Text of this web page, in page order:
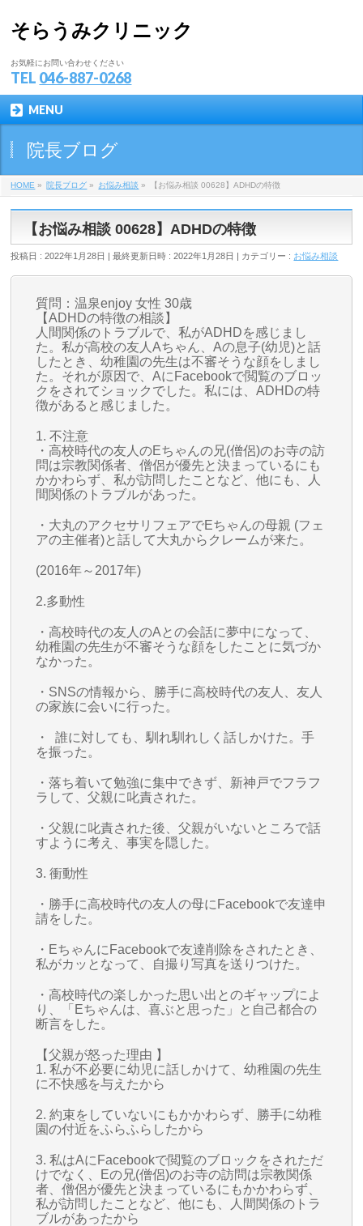
そらうみクリニック
お気軽にお問い合わせください
TEL 046-887-0268
MENU
院長ブログ
HOME » 院長ブログ » お悩み相談 » 【お悩み相談 00628】ADHDの特徴
【お悩み相談 00628】ADHDの特徴
投稿日 : 2022年1月28日 最終更新日時 : 2022年1月28日 カテゴリー : お悩み相談
質問：温泉enjoy 女性 30歳
【ADHDの特徴の相談】
人間関係のトラブルで、私がADHDを感じまし
た。私が高校の友人Aちゃん、Aの息子(幼児)と話
したとき、幼稚園の先生は不審そうな顔をしまし
た。それが原因で、AにFacebookで閲覧のブロッ
クをされてショックでした。私には、ADHDの特
徴があると感じました。
1. 不注意
・高校時代の友人のEちゃんの兄(僧侶)のお寺の訪
問は宗教関係者、僧侶が優先と決まっているにも
かかわらず、私が訪問したことなど、他にも、人
間関係のトラブルがあった。
・大丸のアクセサリフェアでEちゃんの母親 (フェ
アの主催者)と話して大丸からクレームが来た。
(2016年～2017年)
2.多動性
・高校時代の友人のAとの会話に夢中になって、
幼稚園の先生が不審そうな顔をしたことに気づか
なかった。
・SNSの情報から、勝手に高校時代の友人、友人
の家族に会いに行った。
・ 誰に対しても、馴れ馴れしく話しかけた。手
を振った。
・落ち着いて勉強に集中できず、新神戸でフラフ
ラして、父親に叱責された。
・父親に叱責された後、父親がいないところで話
すように考え、事実を隠した。
3. 衝動性
・勝手に高校時代の友人の母にFacebookで友達申
請をした。
・EちゃんにFacebookで友達削除をされたとき、
私がカッとなって、自撮り写真を送りつけた。
・高校時代の楽しかった思い出とのギャップによ
り、「Eちゃんは、喜ぶと思った」と自己都合の
断言をした。
【父親が怒った理由 】
1. 私が不必要に幼児に話しかけて、幼稚園の先生
に不快感を与えたから
2. 約束をしていないにもかかわらず、勝手に幼稚
園の付近をふらふらしたから
3. 私はAにFacebookで閲覧のブロックをされただ
けでなく、Eの兄(僧侶)のお寺の訪問は宗教関係
者、僧侶が優先と決まっているにもかかわらず、
私が訪問したことなど、他にも、人間関係のトラ
ブルがあったから